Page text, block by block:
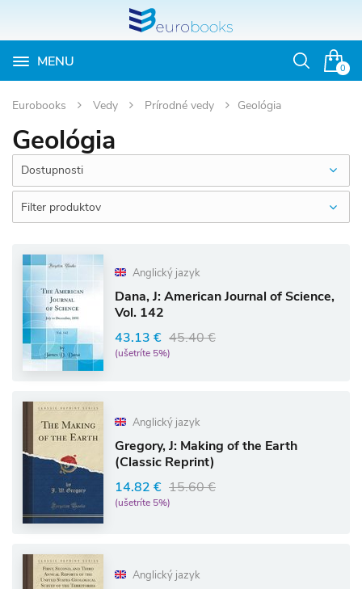
0
MENU
Otvoriť
Eurobooks Vedy Prírodné vedy Geológia
Geológia
Dostupnosti
Filter produktov
Anglický jazyk
Dana, J: American Journal of Science,
Vol. 142
43.13 € 45.40 €
(ušetríte 5%)
Anglický jazyk
Gregory, J: Making of the Earth
(Classic Reprint)
14.82 € 15.60 €
(ušetríte 5%)
Anglický jazyk